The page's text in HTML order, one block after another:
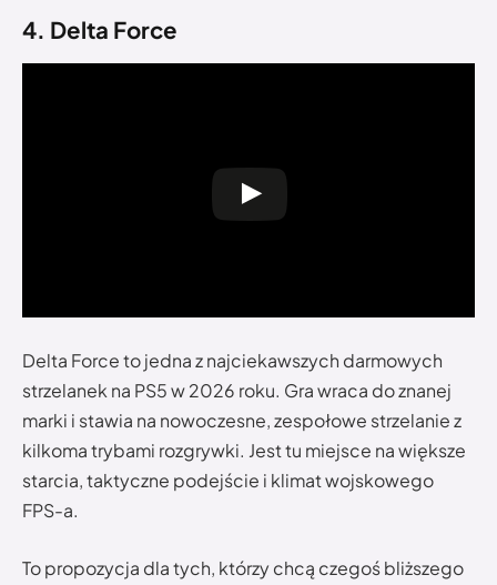
4. Delta Force
Delta Force to jedna z najciekawszych darmowych
strzelanek na PS5 w 2026 roku. Gra wraca do znanej
marki i stawia na nowoczesne, zespołowe strzelanie z
kilkoma trybami rozgrywki. Jest tu miejsce na większe
starcia, taktyczne podejście i klimat wojskowego
FPS-a.
To propozycja dla tych, którzy chcą czegoś bliższego